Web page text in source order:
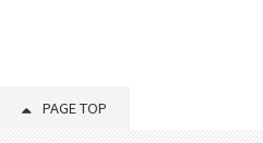
PAGE TOP